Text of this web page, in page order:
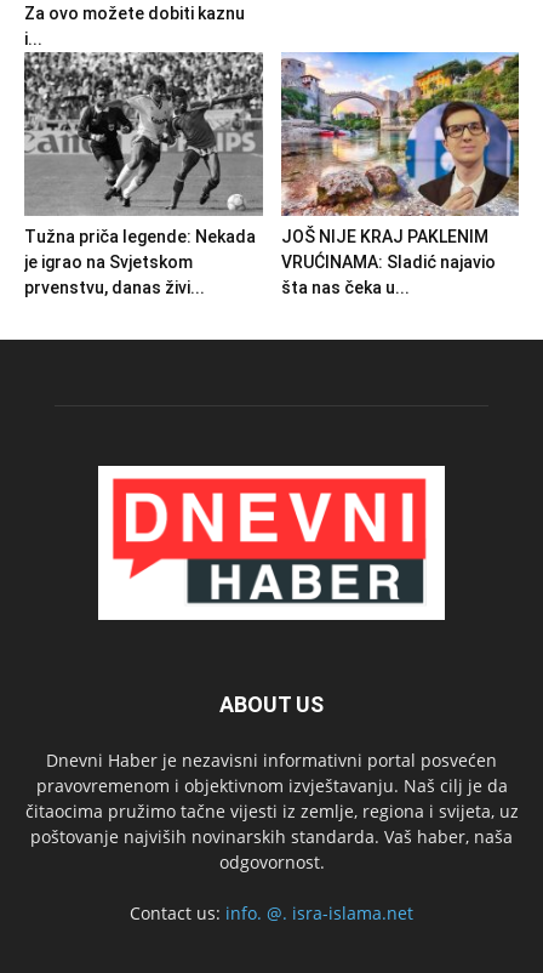
Za ovo možete dobiti kaznu
i...
Tužna priča legende: Nekada
je igrao na Svjetskom
prvenstvu, danas živi...
JOŠ NIJE KRAJ PAKLENIM
VRUĆINAMA: Sladić najavio
šta nas čeka u...
ABOUT US
Dnevni Haber je nezavisni informativni portal posvećen
pravovremenom i objektivnom izvještavanju. Naš cilj je da
čitaocima pružimo tačne vijesti iz zemlje, regiona i svijeta, uz
poštovanje najviših novinarskih standarda. Vaš haber, naša
odgovornost.
Contact us: info. @. isra-islama.net